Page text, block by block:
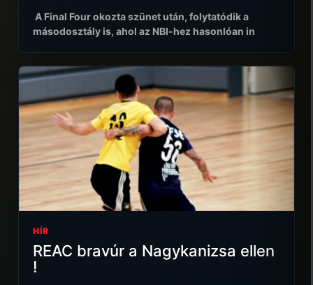
A Final Four okozta szünet után, folytatódik a
másodosztály is, ahol az NBI-hez hasonlóan in
HÍR
REAC bravúr a Nagykanizsa ellen
!